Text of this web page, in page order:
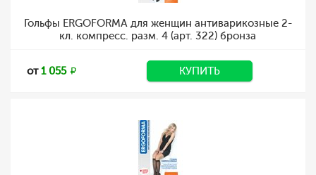
Гольфы ERGOFORMA для женщин антиварикозные 2-
кл. компресс. разм. 4 (арт. 322) бронза
от1 055 КУПИТЬ